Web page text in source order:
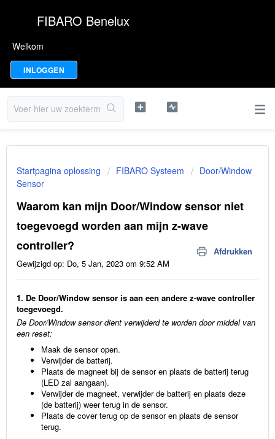
FIBARO Benelux
Welkom
INLOGGEN
Startpagina oplossing FIBARO Systeem
Door/Window
Sensor
Waarom kan mijn Door/Window sensor niet
toegevoegd worden aan mijn z-wave
controller?
Afdrukken
Gewijzigd op: Do, 5 Jan, 2023 om 9:52 AM
1. De Door/Window sensor is aan een andere z-wave controller
toegevoegd.
De Door/Window sensor dient verwijderd te worden door middel van
een reset:
Maak de sensor open.
Verwijder de batterij.
Plaats de magneet bij de sensor en plaats de batterij terug
(LED zal aangaan).
Verwijder de magneet, verwijder de batterij en plaats deze
(de batterij) weer terug in de sensor.
Plaats de cover terug op de sensor en plaats de sensor
terug.